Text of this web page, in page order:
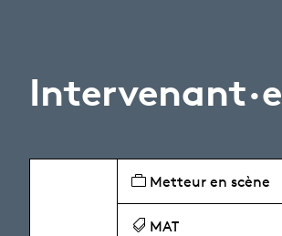
Intervenant·e
Metteur en scène
MAT